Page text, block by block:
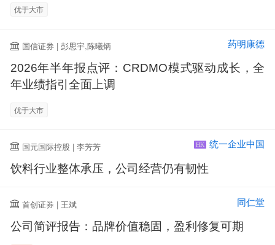
优于大市
国信证券 | 彭思宇,陈曦炳 药明康德
2026年半年报点评：CRDMO模式驱动成长，全
年业绩指引全面上调
优于大市
国元国际控股 | 李芳芳 HK 统一企业中国
饮料行业整体承压，公司经营仍有韧性
首创证券 | 王斌 同仁堂
公司简评报告：品牌价值稳固，盈利修复可期